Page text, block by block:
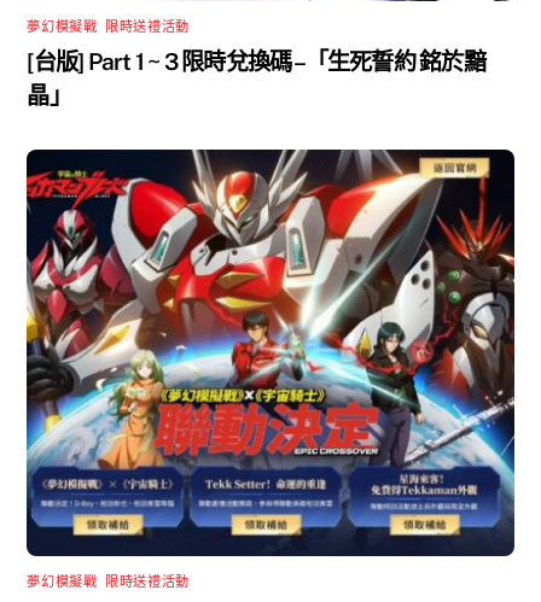
夢幻模擬戰 限時送禮活動
[台版] Part 1 ~ 3 限時兌換碼 –「生死誓約 銘於黯
晶」
夢幻模擬戰 限時送禮活動